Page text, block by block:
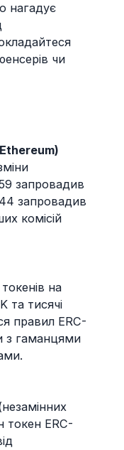
нагадує
чи
запровадив
запровадив
комісій
на
та тисячі
правил ERC-
з гаманцями
токен ERC-